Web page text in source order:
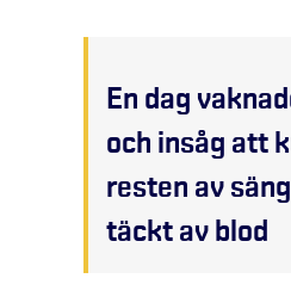
En dag
och insåg att
resten av
täckt av blod